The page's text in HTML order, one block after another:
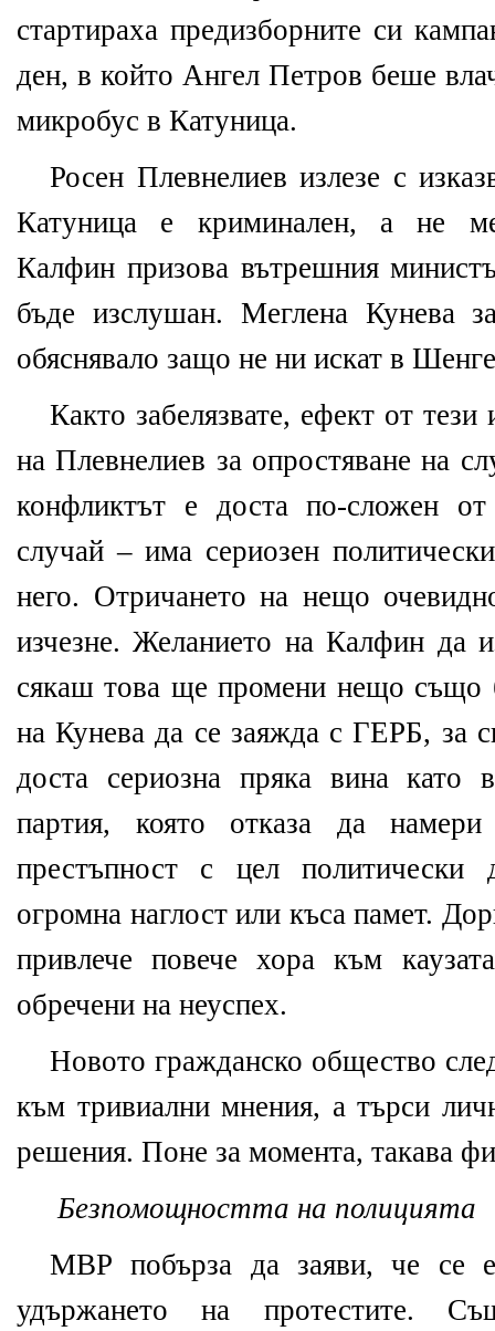
стартираха предизборните си
ден, в който Ангел Петров беше
микробус в Катуница.
Росен Плевнелиев излезе с
Катуница е криминален, а не
Калфин призова вътрешния
бъде изслушан. Меглена Кунева
обяснявало защо не ни искат в
Както забелязвате, ефект от
на Плевнелиев за опростяване на
конфликтът е доста по-сложен
случай – има сериозен
него. Отричането на нещо
изчезне. Желанието на Калфин да
сякаш това ще промени нещо също
на Кунева да се заяжда с ГЕРБ, за
доста сериозна пряка вина
партия, която отказа да
престъпност с цел политически
огромна наглост или къса памет.
привлече повече хора към
обречени на неуспех.
Новото гражданско общество
към тривиални мнения, а търси
решения. Поне за момента, такава
Безпомощността на полицията
МВР побърза да заяви, че се е
удържането на протестите.